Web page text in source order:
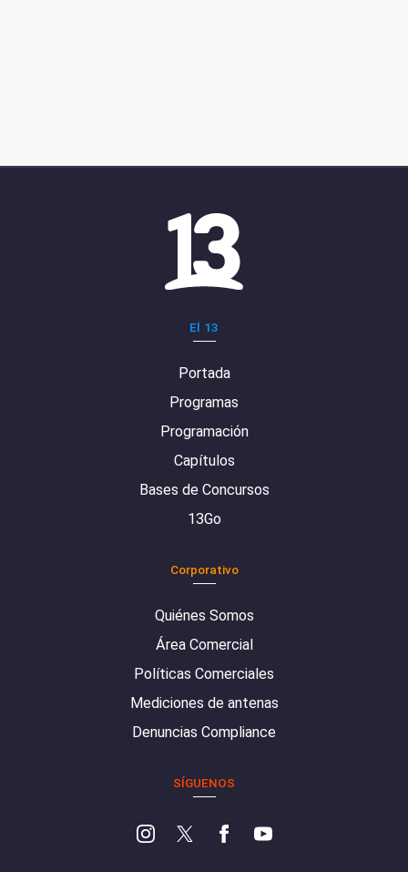
El 13
Portada
Programas
Programación
Capítulos
Bases de Concursos
13Go
Corporativo
Quiénes Somos
Área Comercial
Políticas Comerciales
Mediciones de antenas
Denuncias Compliance
SÍGUENOS